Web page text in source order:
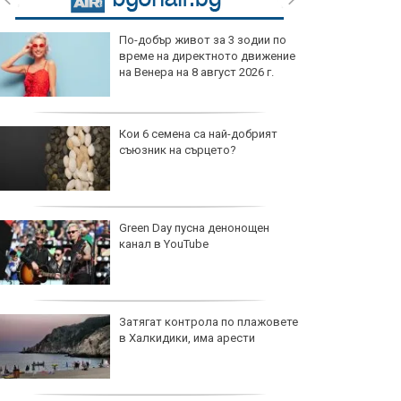
Спортът по телевизията днес, 8
август
Мачовете по телевизията днес, 8
август
Веласкес разкри защо Левски
бие всички наред
Косич: Можехме да вземем
точка от Левски